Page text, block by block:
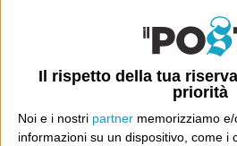
Il rispetto della tua
priorità
Noi e i nostri partner memorizziamo
informazioni su un dispositivo, come i
POST SUCCESSIVO